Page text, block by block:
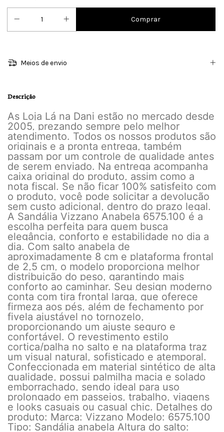
Meios de envio
Descrição
As Loja Lá na Dani estão no mercado desde
2005, prezando sempre pelo melhor
atendimento. Todos os nossos produtos são
originais e a pronta entrega, também
passam por um controle de qualidade antes
de serem enviado. Na entrega acompanha
caixa original do produto, assim como a
nota fiscal. Se não ficar 100% satisfeito com
o produto, você pode solicitar a devolução
sem custo adicional, dentro do prazo legal.
A Sandália Vizzano Anabela 6575.100 é a
escolha perfeita para quem busca
elegância, conforto e estabilidade no dia a
dia. Com salto anabela de
aproximadamente 8 cm e plataforma frontal
de 2,5 cm, o modelo proporciona melhor
distribuição do peso, garantindo mais
conforto ao caminhar. Seu design moderno
conta com tira frontal larga, que oferece
firmeza aos pés, além de fechamento por
fivela ajustável no tornozelo,
proporcionando um ajuste seguro e
confortável. O revestimento estilo
cortiça/palha no salto e na plataforma traz
um visual natural, sofisticado e atemporal.
Confeccionada em material sintético de alta
qualidade, possui palmilha macia e solado
emborrachado, sendo ideal para uso
prolongado em passeios, trabalho, viagens
e looks casuais ou casual chic. Detalhes do
produto: Marca: Vizzano Modelo: 6575.100
Tipo: Sandália anabela Altura do salto: